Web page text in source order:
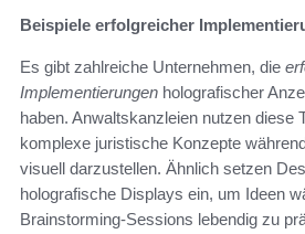
Beispiele erfolgreicher
Es gibt zahlreiche Unternehmen, die
Implementierungen holografischer
haben. Anwaltskanzleien nutzen diese
komplexe juristische Konzepte
visuell darzustellen. Ähnlich setzen
holografische Displays ein, um Ideen
Brainstorming-Sessions lebendig zu